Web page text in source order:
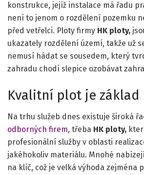
konstrukce, jejíž instalace má řadu
není to jenom o rozdělení pozemku
před vetřelci. Ploty firmy HK ploty,
ukazately rozdělení území, takže už
nemusí hádat se sousedem, který
zahradu chodí slepice ozobávat
Kvalitní plot je základ
Na trhu služeb dnes existuje široká
odborných firem, třeba HK ploty,
profesionální služby v oblasti
jakéhokoliv materiálu. Mnohé
na klíč, což je velká výhoda zejména